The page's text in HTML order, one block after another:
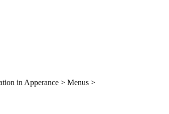
in Apperance > Menus >